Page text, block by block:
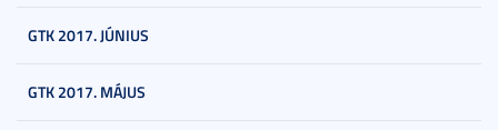
GTK 2017. JÚNIUS
GTK 2017. MÁJUS